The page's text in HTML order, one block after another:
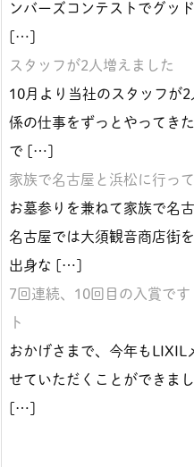
ンバーズコンテストでグッ
[…]
スタッフが2人増えました
10月より当社のスタッフが
係の仕事をずっとやってき
で […]
家族で名古屋と浜松に行っ
お墓参りを兼ねて家族で名
名古屋では大須観音商店街
出身な […]
7回連続、10回目の入賞で
ト
おかげさまで、今年もLIXIL
せていただくことができま
[…]